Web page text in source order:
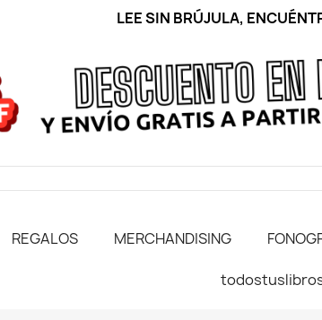
LEE SIN BRÚJULA,
REGALOS MERCHANDISING